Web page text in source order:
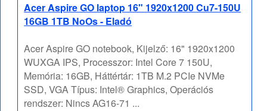
Acer Aspire GO laptop 16" 1920x1200 Cu7-150U
16GB 1TB NoOs - Eladó
Acer Aspire GO notebook, Kijelző: 16" 1920x1200
WUXGA IPS, Processzor: Intel Core 7 150U,
Memória: 16GB, Háttértár: 1TB M.2 PCIe NVMe
SSD, VGA Típus: Intel® Graphics, Operációs
rendszer: Nincs AG16-71 ...